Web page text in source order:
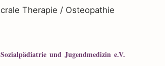
Therapie / Osteopathie
und Jugendmedizin e.V.